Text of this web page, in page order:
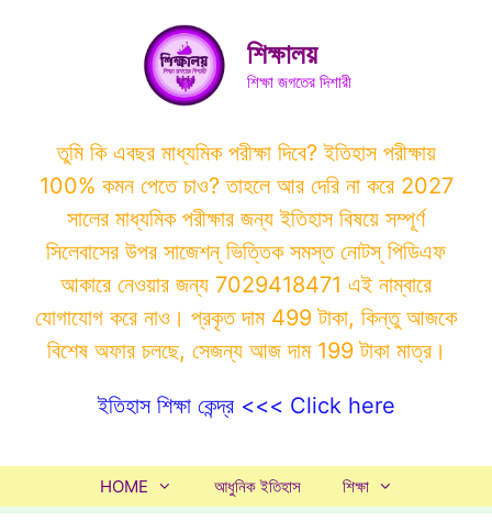
শিক্ষালয়
শিক্ষা জগতের দিশারী
তুমি কি এবছর মাধ্যমিক পরীক্ষা দিবে? ইতিহাস পরীক্ষায়
100% কমন পেতে চাও? তাহলে আর দেরি না করে 2027
সালের মাধ্যমিক পরীক্ষার জন্য ইতিহাস বিষয়ে সম্পূর্ণ
সিলেবাসের উপর সাজেশন্ ভিত্তিক সমস্ত নোটস্ পিডিএফ
আকারে নেওয়ার জন্য 7029418471 এই নাম্বারে
যোগাযোগ করে নাও। প্রকৃত দাম 499 টাকা, কিন্তু আজকে
বিশেষ অফার চলছে, সেজন্য আজ দাম 199 টাকা মাত্র।
ইতিহাস শিক্ষা কেন্দ্র <<< Click here
HOME আধুনিক ইতিহাস শিক্ষা